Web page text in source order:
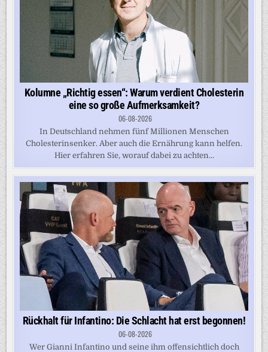
Kolumne „Richtig essen“: Warum verdient Cholesterin
eine so große Aufmerksamkeit?
06-08-2026
In Deutschland nehmen fünf Millionen Menschen
Cholesterinsenker. Aber auch die Ernährung kann helfen.
Hier erfahren Sie, worauf dabei zu achten...
Rückhalt für Infantino: Die Schlacht hat erst begonnen!
06-08-2026
Wer Gianni Infantino und seine ihm offensichtlich doch